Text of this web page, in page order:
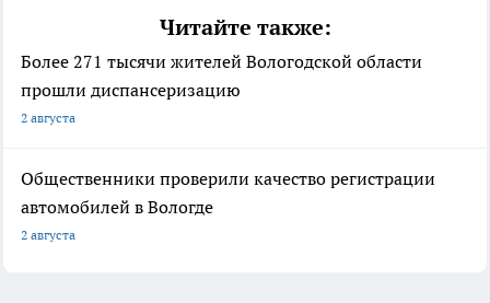
Читайте также:
Более 271 тысячи жителей Вологодской области
прошли диспансеризацию
2 августа
Общественники проверили качество регистрации
автомобилей в Вологде
2 августа